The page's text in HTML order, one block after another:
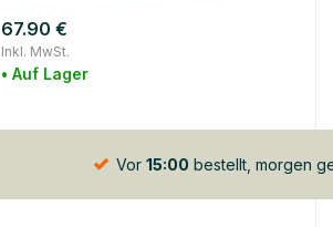
67.90 €
Inkl. MwSt.
• Auf Lager
Vor 15:00 bestellt, morgen